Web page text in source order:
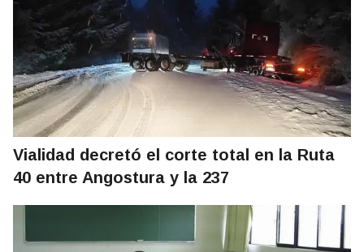
Vialidad decretó el corte total en la Ruta
40 entre Angostura y la 237